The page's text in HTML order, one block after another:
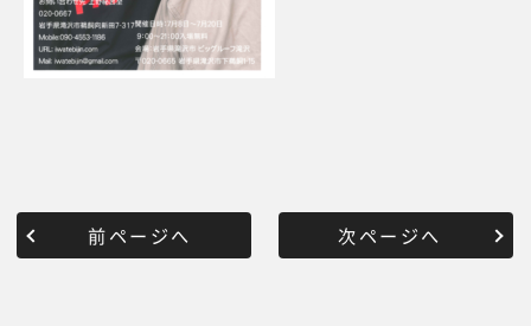
前ページへ 次ページへ